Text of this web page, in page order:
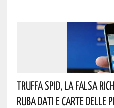
Truffa Spid, La Falsa
Ruba Dati E Carte Delle